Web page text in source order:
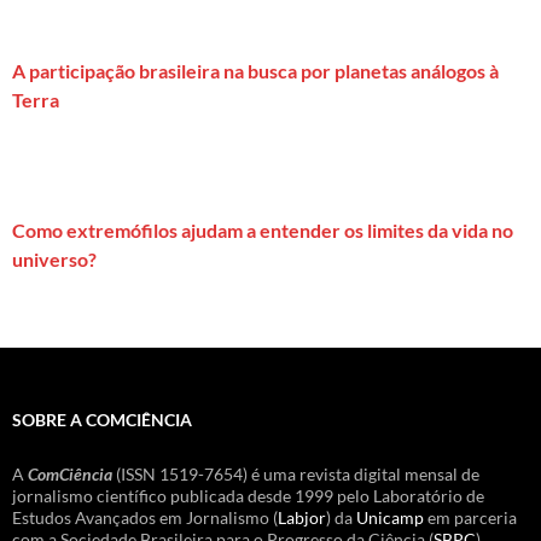
A participação brasileira na busca por planetas análogos à
Terra
Como extremófilos ajudam a entender os limites da vida no
universo?
SOBRE A COMCIÊNCIA
A ComCiência (ISSN 1519-7654) é uma revista digital mensal de
jornalismo científico publicada desde 1999 pelo Laboratório de
Estudos Avançados em Jornalismo (Labjor) da Unicampem parceria